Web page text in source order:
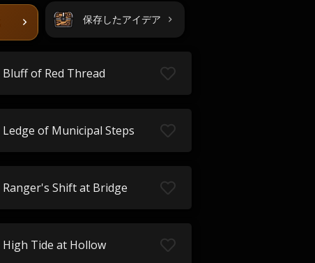
保存したアイデア
Bluff of Red Thread
Ledge of Municipal Steps
Ranger's Shift at Bridge
High Tide at Hollow